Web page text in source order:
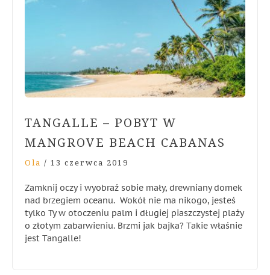
TANGALLE – POBYT W
MANGROVE BEACH CABANAS
Ola / 13 czerwca 2019
Zamknij oczy i wyobraź sobie mały, drewniany domek
nad brzegiem oceanu. Wokół nie ma nikogo, jesteś
tylko Ty w otoczeniu palm i długiej piaszczystej plaży
o złotym zabarwieniu. Brzmi jak bajka? Takie właśnie
jest Tangalle!